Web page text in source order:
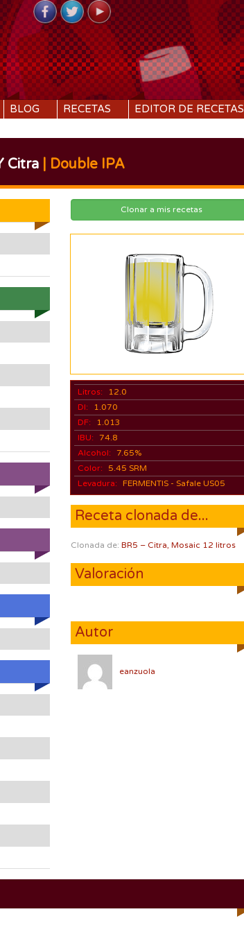
BLOG RECETAS EDITOR DE RECETAS
Citra| Double IPA
Clonar a mis recetas
Litros:
12.0
DI:
1.070
DF:
1.013
IBU: 74.8
Alcohol: 7.65%
Color:
5.45 SRM
Levadura: FERMENTIS - Safale US05
Receta clonada de...
Clonada de:BR5 – Citra, Mosaic 12 litros
Valoración
Autor
eanzuola